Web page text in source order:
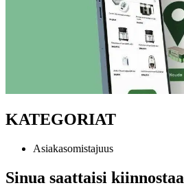
KATEGORIAT
Asiakasomistajuus
Sinua saattaisi kiinnostaa